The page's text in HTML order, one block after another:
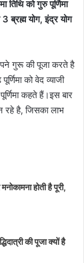
तिथि को गुरु पूर्णिमा
ब्रह्म योग, इंद्र योग
गुरू की पूजा करते है
को वेद व्याजी
कहते हैं।इस बार
रहे है, जिसका लाभ
होती है पूरी,
की पूजा क्यों है